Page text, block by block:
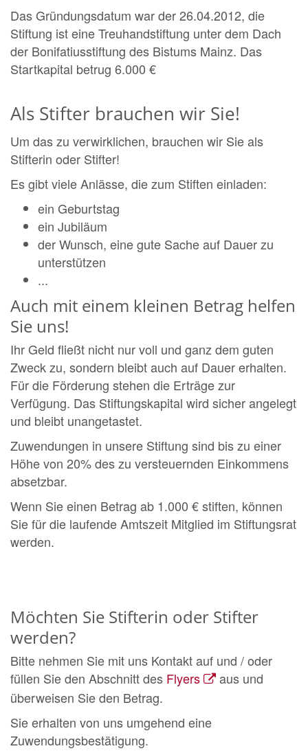
Das Gründungsdatum war der 26.04.2012, die
Stiftung ist eine Treuhandstiftung unter dem Dach
der Bonifatiusstiftung des Bistums Mainz. Das
Startkapital betrug 6.000 €
Als Stifter brauchen wir Sie!
Um das zu verwirklichen, brauchen wir Sie als
Stifterin oder Stifter!
Es gibt viele Anlässe, die zum Stiften einladen:
ein Geburtstag
ein Jubiläum
der Wunsch, eine gute Sache auf Dauer zu
unterstützen
...
Auch mit einem kleinen Betrag helfen
Sie uns!
Ihr Geld fließt nicht nur voll und ganz dem guten
Zweck zu, sondern bleibt auch auf Dauer erhalten.
Für die Förderung stehen die Erträge zur
Verfügung. Das Stiftungskapital wird sicher angelegt
und bleibt unangetastet.
Zuwendungen in unsere Stiftung sind bis zu einer
Höhe von 20% des zu versteuernden Einkommens
absetzbar.
Wenn Sie einen Betrag ab 1.000 € stiften, können
Sie für die laufende Amtszeit Mitglied im Stiftungsrat
werden.
Möchten Sie Stifterin oder Stifter
werden?
Bitte nehmen Sie mit uns Kontakt auf und / oder
füllen Sie den Abschnitt des Flyers
aus und
überweisen Sie den Betrag.
Sie erhalten von uns umgehend eine
Zuwendungsbestätigung.